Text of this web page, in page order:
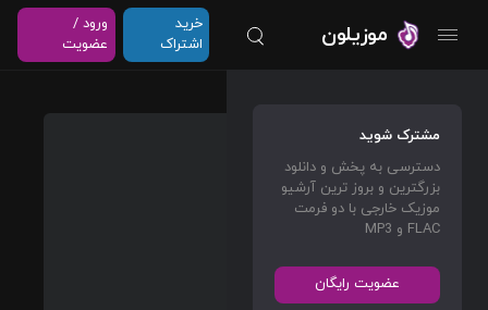
موزیلون
خرید
اشتراک
ورود /
عضویت
مشترک شوید
دسترسی به پخش و دانلود
بزرگترین و بروز ترین آرشیو
موزیک خارجی با دو فرمت
FLAC و MP3
عضویت رایگان
Congr
atulati
ons
MGMT
03:55